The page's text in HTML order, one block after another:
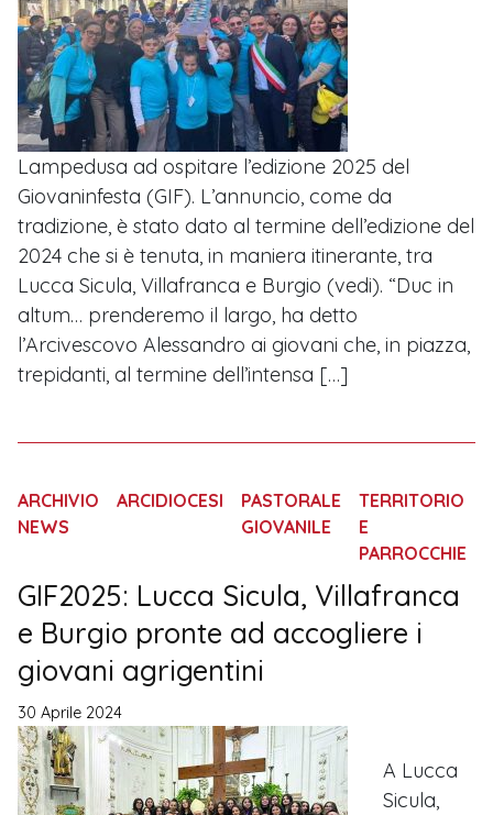
Lampedusa ad ospitare l’edizione 2025 del
Giovaninfesta (GIF). L’annuncio, come da
tradizione, è stato dato al termine dell’edizione del
2024 che si è tenuta, in maniera itinerante, tra
Lucca Sicula, Villafranca e Burgio (vedi). “Duc in
altum… prenderemo il largo, ha detto
l’Arcivescovo Alessandro ai giovani che, in piazza,
trepidanti, al termine dell’intensa […]
ARCHIVIO
NEWS
ARCIDIOCESI
PASTORALE
GIOVANILE
TERRITORIO
E
PARROCCHIE
GIF2025: Lucca Sicula, Villafranca
e Burgio pronte ad accogliere i
giovani agrigentini
30 Aprile 2024
A Lucca
Sicula,